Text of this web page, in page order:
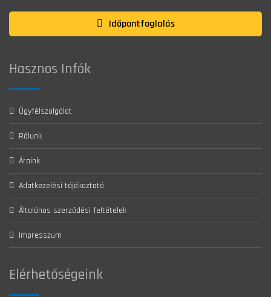
Időpontfoglalás
Hasznos Infók
Ügyfélszolgálat
Rólunk
Áraink
Adatkezelési tájékoztató
Általános szerződési feltételek
Impresszum
Elérhetőségeink